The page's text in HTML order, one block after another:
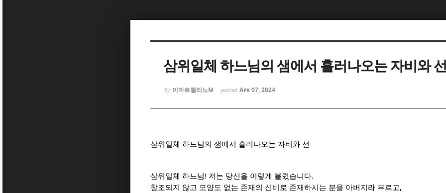
삼위일체 하느님의 샘에서 흘러나오는 자비와
by 이마르첼리노M posted Apr 07, 2024
삼위일체 하느님의 샘에서 흘러나오는 자비와 선
삼위일체 하느님! 저는 당신을 이렇게 불렀습니다.
창조되지 않고 모양도 없는 존재의 신비로 존재하시는 분을 아버지라 부르고,
Sketchbook5, 스케치북5
Sketchbook5, 스케치북5